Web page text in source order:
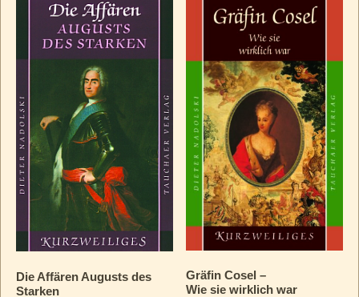
Die Affären Augusts des
Starken
Gräfin Cosel –
Wie sie wirklich war